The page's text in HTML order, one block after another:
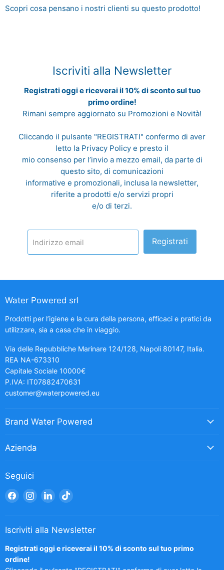
Scopri cosa pensano i nostri clienti su questo prodotto!
Iscriviti alla Newsletter
Registrati oggi e riceverai il 10% di sconto sul tuo
primo ordine!
Rimani sempre aggiornato su Promozioni e Novità!
Cliccando il pulsante "REGISTRATI" confermo di aver
letto la Privacy Policy e presto il
mio consenso per l’invio a mezzo email, da parte di
questo sito, di comunicazioni
informative e promozionali, inclusa la newsletter,
riferite a prodotti e/o servizi propri
e/o di terzi.
Indirizzo email Registrati
Water Powered srl
Prodotti per l’igiene e la cura della persona, efficaci e pratici da
utilizzare, sia a casa che in viaggio.
Via delle Repubbliche Marinare 124/128, Napoli 80147, Italia.
REA NA-673310
Capitale Sociale 10000€
P.IVA: IT07882470631
customer@waterpowered.eu
Brand Water Powered
Azienda
Seguici
Trovaci
Facebook
Trovaci
Instagram
Trovaci
LinkedIn
Trovaci
TikTok
Iscriviti alla Newsletter
Registrati oggi e riceverai il 10% di sconto sul tuo primo
ordine!